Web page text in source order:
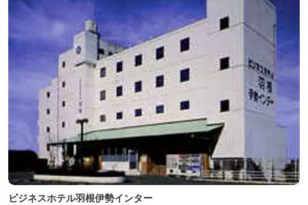
ビジネスホテル羽根伊勢インター